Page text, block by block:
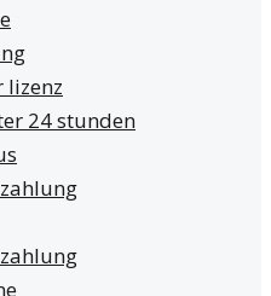
lizenz
24 stunden